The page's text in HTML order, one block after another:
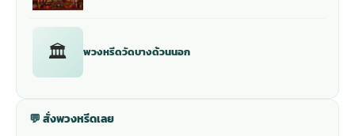
🏛 พวงหรีดวัดบางด้วนนอก
💬 สั่งพวงหรีดเลย